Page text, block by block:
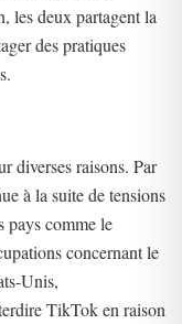
les deux partagent la
des pratiques
diverses raisons. Par
à la suite de tensions
pays comme le
concernant le
Unis,
TikTok en raison